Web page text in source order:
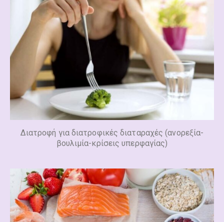
Διατροφή για διατροφικές διαταραχές (ανορεξία-
βουλιμία-κρίσεις υπερφαγίας)